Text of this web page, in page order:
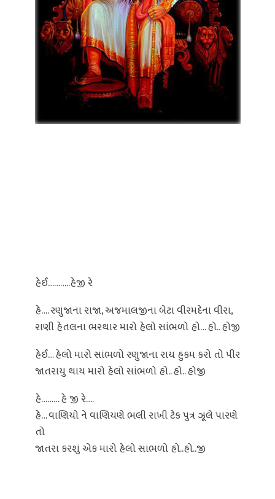
હેઈ………..હેજી રે
હે…. રણુજાના રાજા, અજમાલજીના બેટા વીરમદેના વીરા,
રાણી હેતલના ભરથાર મારો હેલો સાંભળો હો… હો.. હોજી
હેઈ… હેલો મારો સાંભળો રણુજાના રાય હુકમ કરો તો પીર
જાતરાયુ થાય મારો હેલો સાંભળો હો.. હો.. હોજી
હે……… હે જી રે….
હે… વાણિયો ને વાણિયણે ભલી રાખી ટેક પુત્ર ઝૂલે પારણે
તો
જાતરા કરશું એક મારો હેલો સાંભળો હો..હો..જી